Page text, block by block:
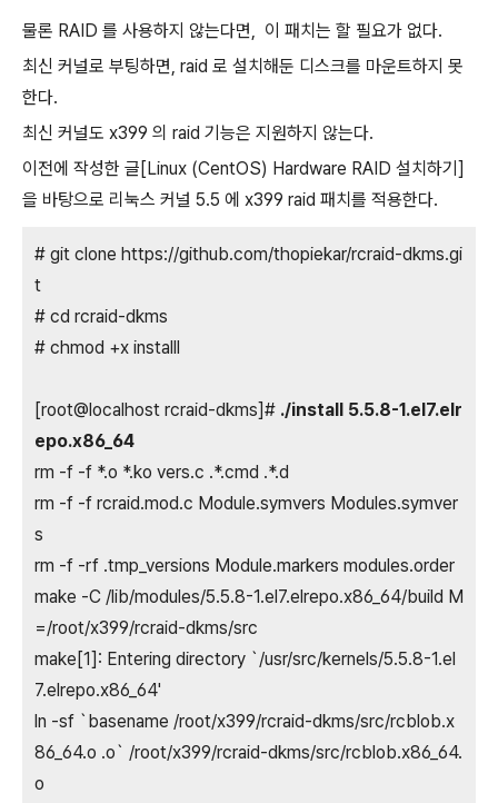
물론 RAID 를 사용하지 않는다면, 이 패치는 할 필요가 없다.
최신 커널로 부팅하면, raid 로 설치해둔 디스크를 마운트하지 못
한다.
최신 커널도 x399 의 raid 기능은 지원하지 않는다.
이전에 작성한 글[Linux (CentOS) Hardware RAID 설치하기]
을 바탕으로 리눅스 커널 5.5 에 x399 raid 패치를 적용한다.
# git clone https://github.com/thopiekar/rcraid-dkms.gi
t
# cd rcraid-dkms
# chmod +x installl
[root@localhost rcraid-dkms]# ./install 5.5.8-1.el7.elr
epo.x86_64
rm -f -f *.o *.ko vers.c .*.cmd .*.d
rm -f -f rcraid.mod.c Module.symvers Modules.symver
s
rm -f -rf .tmp_versions Module.markers modules.order
make -C /lib/modules/5.5.8-1.el7.elrepo.x86_64/build M
=/root/x399/rcraid-dkms/src
make[1]: Entering directory `/usr/src/kernels/5.5.8-1.el
7.elrepo.x86_64'
ln -sf `basename /root/x399/rcraid-dkms/src/rcblob.x
86_64.o .o` /root/x399/rcraid-dkms/src/rcblob.x86_64.
o